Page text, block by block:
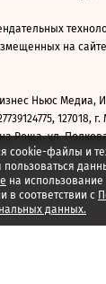
cookie-файлы и
на
в соответствии с
данных.
на
Ньюс Медиа,
127018,
Роща, ул.